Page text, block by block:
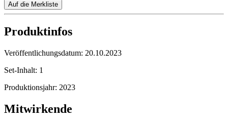
Auf die Merkliste
Produktinfos
Veröffentlichungsdatum: 20.10.2023
Set-Inhalt: 1
Produktionsjahr: 2023
Mitwirkende